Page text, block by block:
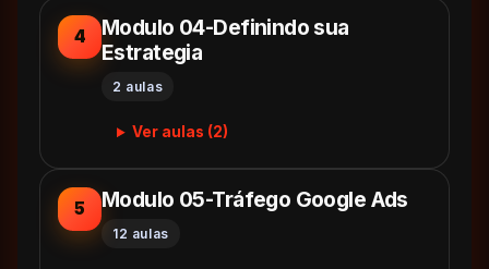
4
Modulo 04-Definindo sua
Estrategia
2 aulas
Ver aulas (2)
5 Modulo 05-Tráfego Google Ads
12 aulas